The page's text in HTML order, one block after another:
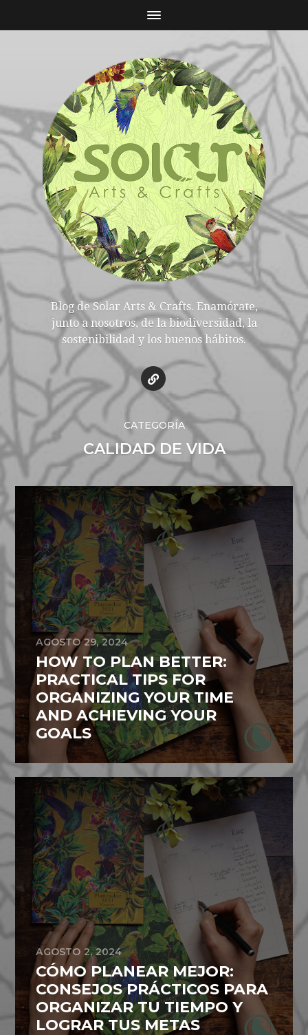
Blog de Solar Arts & Crafts. Enamórate,
junto a nosotros, de la biodiversidad, la
sostenibilidad y los buenos hábitos.
CATEGORÍA
CALIDAD DE VIDA
AGOSTO 29, 2024
HOW TO PLAN BETTER:
PRACTICAL TIPS FOR
ORGANIZING YOUR TIME
AND ACHIEVING YOUR
GOALS
AGOSTO 2, 2024
CÓMO PLANEAR MEJOR:
CONSEJOS PRÁCTICOS PARA
ORGANIZAR TU TIEMPO Y
LOGRAR TUS METAS